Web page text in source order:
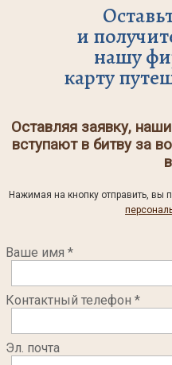
и
нашу
карту
Оставляя заявку,
вступают в битву за
Нажимая на кнопку отправить, вы
Ваше имя *
Контактный телефон *
Эл. почта